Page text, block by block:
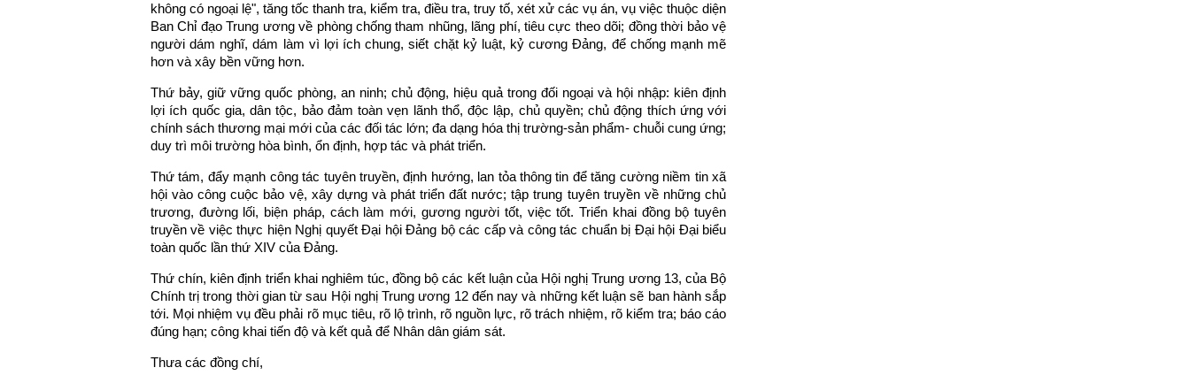
không có ngoại lệ", tăng tốc thanh tra, kiểm tra, điều tra, truy tố, xét xử các vụ án, vụ việc thuộc diện
Ban Chỉ đạo Trung ương về phòng chống tham nhũng, lãng phí, tiêu cực theo dõi; đồng thời bảo vệ
người dám nghĩ, dám làm vì lợi ích chung, siết chặt kỷ luật, kỷ cương Đảng, để chống mạnh mẽ
hơn và xây bền vững hơn.
Thứ bảy, giữ vững quốc phòng, an ninh; chủ động, hiệu quả trong đối ngoại và hội nhập: kiên định
lợi ích quốc gia, dân tộc, bảo đảm toàn vẹn lãnh thổ, độc lập, chủ quyền; chủ động thích ứng với
chính sách thương mại mới của các đối tác lớn; đa dạng hóa thị trường-sản phẩm- chuỗi cung ứng;
duy trì môi trường hòa bình, ổn định, hợp tác và phát triển.
Thứ tám, đẩy mạnh công tác tuyên truyền, định hướng, lan tỏa thông tin để tăng cường niềm tin xã
hội vào công cuộc bảo vệ, xây dựng và phát triển đất nước; tập trung tuyên truyền về những chủ
trương, đường lối, biện pháp, cách làm mới, gương người tốt, việc tốt. Triển khai đồng bộ tuyên
truyền về việc thực hiện Nghị quyết Đại hội Đảng bộ các cấp và công tác chuẩn bị Đại hội Đại biểu
toàn quốc lần thứ XIV của Đảng.
Thứ chín, kiên định triển khai nghiêm túc, đồng bộ các kết luận của Hội nghị Trung ương 13, của Bộ
Chính trị trong thời gian từ sau Hội nghị Trung ương 12 đến nay và những kết luận sẽ ban hành sắp
tới. Mọi nhiệm vụ đều phải rõ mục tiêu, rõ lộ trình, rõ nguồn lực, rõ trách nhiệm, rõ kiểm tra; báo cáo
đúng hạn; công khai tiến độ và kết quả để Nhân dân giám sát.
Thưa các đồng chí,